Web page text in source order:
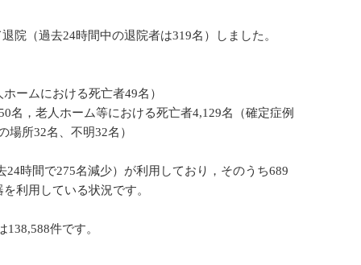
院（過去24時間中の退院者は319名）しました。
ームにおける死亡者49名）
名，老人ホーム等における死亡者4,129名（確定症例
場所32名、不明32名）
時間で275名減少）が利用しており，そのうち689
利用している状況です。
138,588件です。